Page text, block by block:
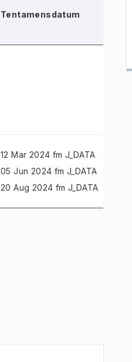
Tentamensdatum
12 Mar 2024 fm J_DATA
05 Jun 2024 fm J_DATA
20 Aug 2024 fm J_DATA